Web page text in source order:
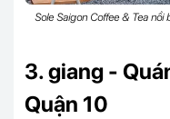
Sole Saigon Coffee & Tea
3. giang -
Quận 10